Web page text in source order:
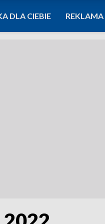
DLA CIEBIE REKLAMA